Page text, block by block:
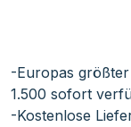
-Europas
1.500 sofort
-Kostenlose